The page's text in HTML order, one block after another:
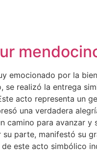
emocionado por la
se realizó la entrega
acto representa un
una verdadera
camino para avanzar y
parte, manifestó su
este acto simbólico